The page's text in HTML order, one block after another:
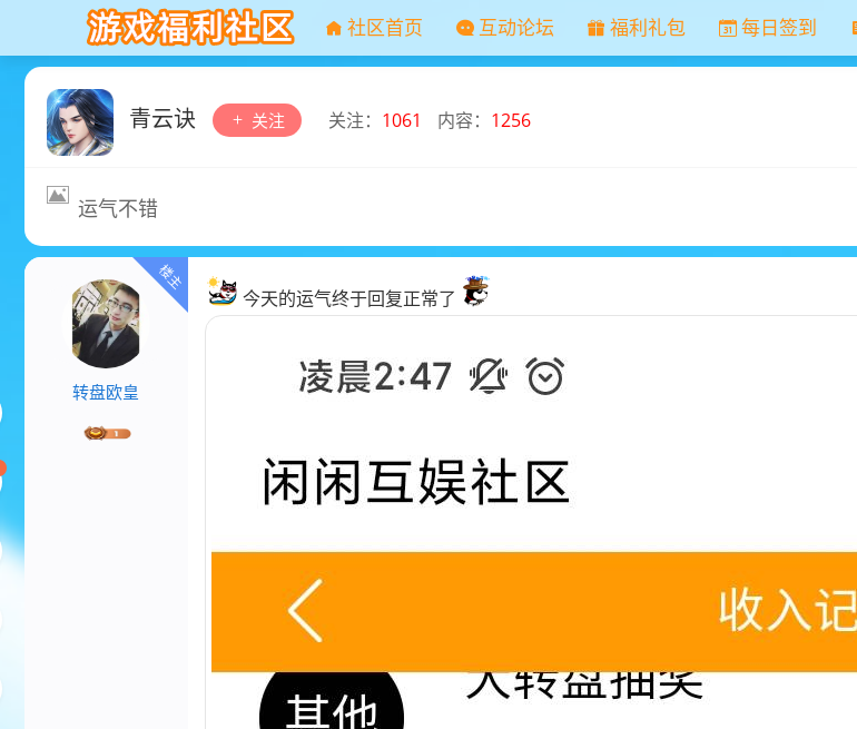
社区首页 互动论坛 福利礼包 每日签到
青云诀 关注 关注： 1061 内容： 1256
运气不错
转盘欧皇
今天的运气终于回复正常了